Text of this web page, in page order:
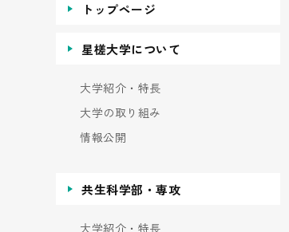
トップページ
星槎大学について
大学紹介・特長
大学の取り組み
情報公開
共生科学部・専攻
大学紹介・特長